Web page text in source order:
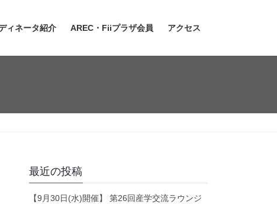
ィネータ紹介 AREC・Fiiプラザ会員 アクセス
最近の投稿
【9月30日(水)開催】 第26回産学交流ラウンジ